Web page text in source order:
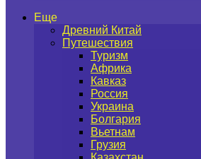
Еще
Древний Китай
Путешествия
Туризм
Африка
Кавказ
Россия
Украина
Болгария
Вьетнам
Грузия